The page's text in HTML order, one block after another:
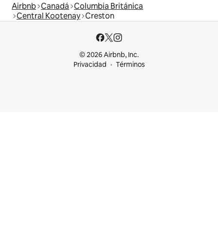
Airbnb Canadá Columbia Británica
Central Kootenay Creston
© 2026 Airbnb, Inc.
Privacidad
Términos